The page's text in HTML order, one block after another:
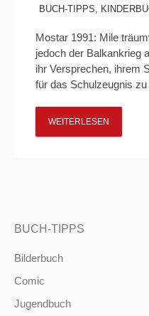
BUCH-TIPPS,
Mostar 1991: Mile
jedoch der Balkankrieg
ihr Versprechen, ihrem
für das Schulzeugnis
WEITERLESEN
BUCH-TIPPS
Bilderbuch
Comic
Jugendbuch